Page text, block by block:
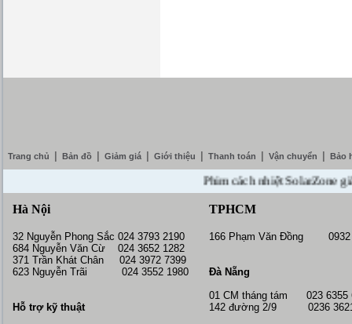
Trang chủ Bản đồ Giảm giá Giới thiệu Thanh toán Vận chuyển Bảo
Phim cách nhiệt SolarZone giảm
Hà Nội
32 Nguyễn Phong Sắc 024 3793 2190
684 Nguyễn Văn Cừ 024 3652 1282
371 Trần Khát Chân 024 3972 7399
623 Nguyễn Trãi 024 3552 1980
Hỗ trợ kỹ thuật
TPHCM
166 Phạm Văn Đồng 0932
Đà Nẵng
01 CM tháng tám 023 6355
142 đường 2/9 0236